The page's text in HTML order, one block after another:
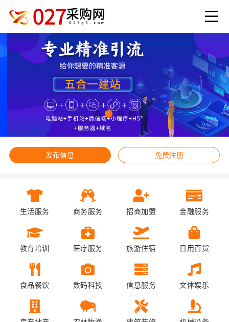
发布信息 免费注册
生活服务 商务服务 招商加盟 金融服务
教育培训 医疗服务 旅游住宿 日用百货
食品餐饮 数码科技 信息服务 文体娱乐